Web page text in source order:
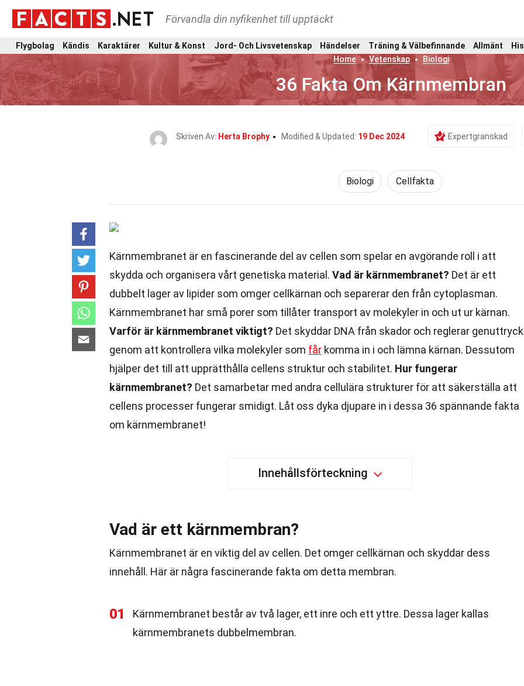
Förvandla din nyfikenhet till upptäckt
Flygbolag Kändis Karaktärer Kultur & Konst Jord- Och Livsvetenskap Händelser Träning & Välbefinnande Allmänt
Home
Vetenskap Biologi
36 Fakta Om Kärnmembran
Skriven Av: Herta Brophy Modified & Updated: 19 Dec 2024 Expertgranskad
Biologi Cellfakta
Kärnmembranet är en fascinerande del av cellen som spelar en avgörande roll i att
skydda och organisera vårt genetiska material. Vad är kärnmembranet? Det är ett
dubbelt lager av lipider som omger cellkärnan och separerar den från cytoplasman.
Kärnmembranet har små porer som tillåter transport av molekyler in och ut ur kärnan.
Varför är kärnmembranet viktigt? Det skyddar DNA från skador och reglerar genuttryck
genom att kontrollera vilka molekyler som får komma in i och lämna kärnan. Dessutom
hjälper det till att upprätthålla cellens struktur och stabilitet. Hur fungerar
kärnmembranet? Det samarbetar med andra cellulära strukturer för att säkerställa att
cellens processer fungerar smidigt. Låt oss dyka djupare in i dessa 36 spännande fakta
om kärnmembranet!
Innehållsförteckning
Vad är ett kärnmembran?
Kärnmembranet är en viktig del av cellen. Det omger cellkärnan och skyddar dess
innehåll. Här är några fascinerande fakta om detta membran.
01
Kärnmembranet består av två lager, ett inre och ett yttre. Dessa lager kallas
kärnmembranets dubbelmembran.